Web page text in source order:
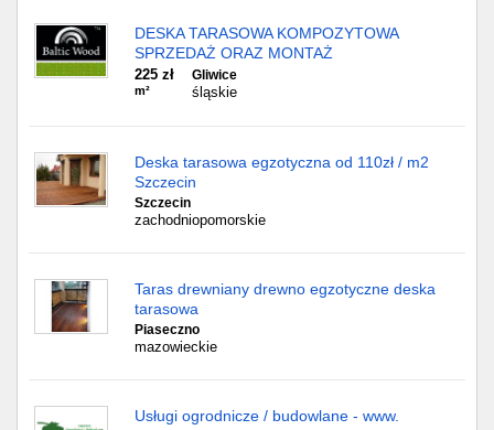
DESKA TARASOWA KOMPOZYTOWA
SPRZEDAŻ ORAZ MONTAŻ
225 zł
m²
Gliwice
śląskie
Deska tarasowa egzotyczna od 110zł / m2
Szczecin
Szczecin
zachodniopomorskie
Taras drewniany drewno egzotyczne deska
tarasowa
Piaseczno
mazowieckie
Usługi ogrodnicze / budowlane - www.